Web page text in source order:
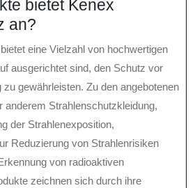
bietet Kenex
an?
eine Vielzahl von hochwertigen
ausgerichtet sind, den Schutz vor
zu gewährleisten. Zu den angebotenen
anderem Strahlenschutzkleidung,
der Strahlenexposition,
Reduzierung von Strahlenrisiken
von radioaktiven
zeichnen sich durch ihre